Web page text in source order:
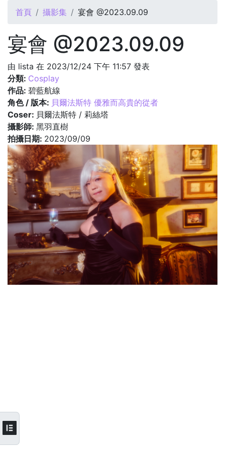
您在這裡
首頁 攝影集 宴會 @2023.09.09
宴會 @2023.09.09
由 lista 在 2023/12/24 下午 11:57 發表
分類: Cosplay
作品: 碧藍航線
角色 / 版本: 貝爾法斯特 優雅而高貴的從者
Coser: 貝爾法斯特 / 莉絲塔
攝影師: 黑羽直樹
拍攝日期: 2023/09/09